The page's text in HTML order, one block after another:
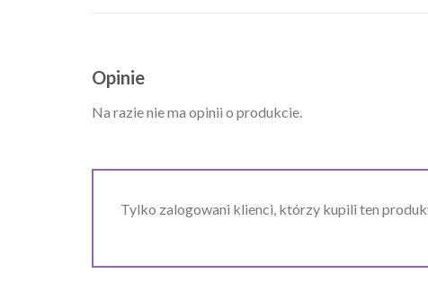
Opinie
Na razie nie ma opinii o produkcie.
Tylko zalogowani klienci, którzy kupili ten